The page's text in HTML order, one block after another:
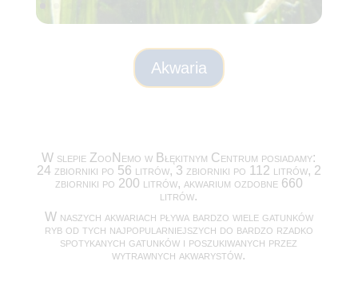
Akwaria
W slepie ZooNemo w Błękitnym Centrum posiadamy:
24 zbiorniki po 56 litrów, 3 zbiorniki po 112 litrów, 2
zbiorniki po 200 litrów, akwarium ozdobne 660
litrów.
W naszych akwariach pływa bardzo wiele gatunków
ryb od tych najpopularniejszych do bardzo rzadko
spotykanych gatunków i poszukiwanych przez
wytrawnych akwarystów.